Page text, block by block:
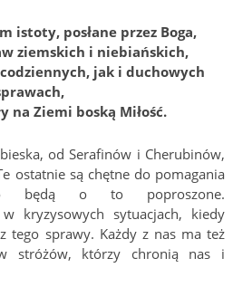
istoty, posłane przez Boga,
ziemskich i niebiańskich,
jak i duchowych
na Ziemi boską Miłość.
od Serafinów i Cherubinów,
ostatnie są chętne do pomagania
będą o to poproszone.
kryzysowych sytuacjach, kiedy
tego sprawy. Każdy z nas ma też
stróżów, którzy chronią nas i